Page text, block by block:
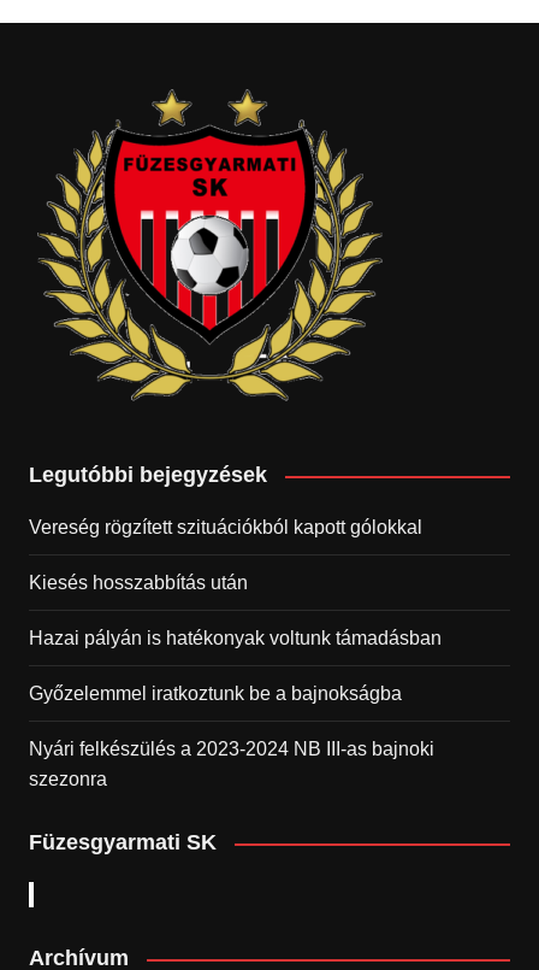
Legutóbbi bejegyzések
Vereség rögzített szituációkból kapott gólokkal
Kiesés hosszabbítás után
Hazai pályán is hatékonyak voltunk támadásban
Győzelemmel iratkoztunk be a bajnokságba
Nyári felkészülés a 2023-2024 NB III-as bajnoki
szezonra
Füzesgyarmati SK
Archívum